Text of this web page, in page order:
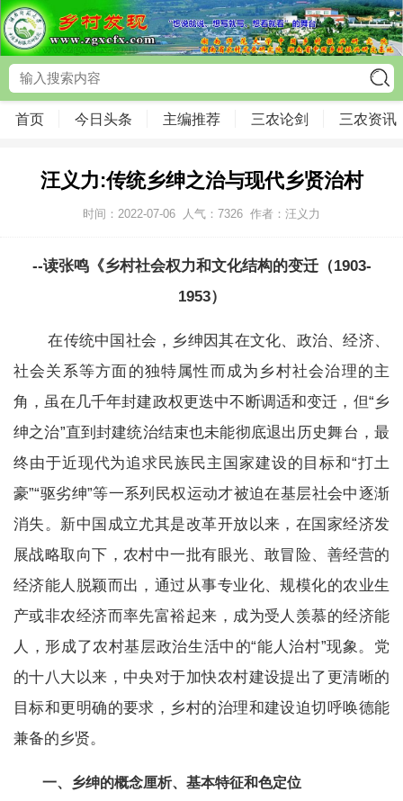
首页 今日头条 主编推荐 三农论剑 三农资讯
汪义力:传统乡绅之治与现代乡贤治村
时间：2022-07-06 人气： 7326 作者：汪义力
--读张鸣《乡村社会权力和文化结构的变迁（1903-
1953）
在传统中国社会，乡绅因其在文化、政治、经济、
社会关系等方面的独特属性而成为乡村社会治理的主
角，虽在几千年封建政权更迭中不断调适和变迁，但“乡
绅之治”直到封建统治结束也未能彻底退出历史舞台，最
终由于近现代为追求民族民主国家建设的目标和“打土
豪”“驱劣绅”等一系列民权运动才被迫在基层社会中逐渐
消失。新中国成立尤其是改革开放以来，在国家经济发
展战略取向下，农村中一批有眼光、敢冒险、善经营的
经济能人脱颖而出，通过从事专业化、规模化的农业生
产或非农经济而率先富裕起来，成为受人羡慕的经济能
人，形成了农村基层政治生活中的“能人治村”现象。党
的十八大以来，中央对于加快农村建设提出了更清晰的
目标和更明确的要求，乡村的治理和建设迫切呼唤德能
兼备的乡贤。
一、乡绅的概念厘析、基本特征和色定位